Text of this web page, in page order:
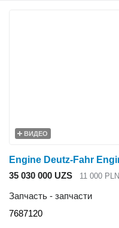
ВИДЕО
35 030 000 UZS 11 000 PLN
Запчасть - запчасти
7687120